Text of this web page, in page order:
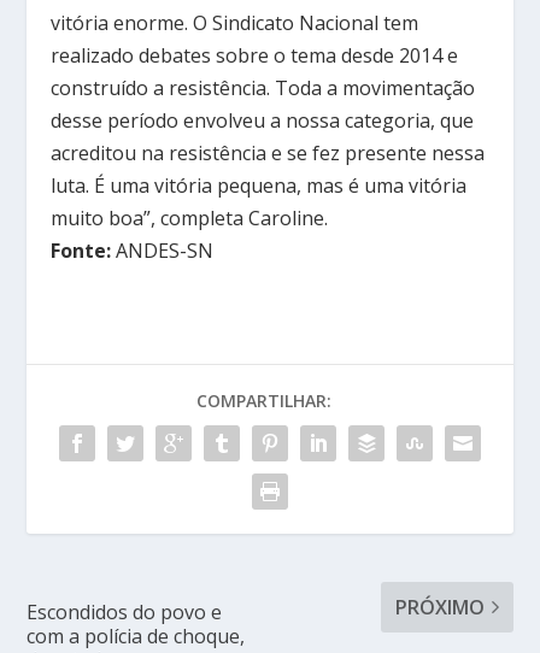
vitória enorme. O Sindicato Nacional tem
realizado debates sobre o tema desde 2014 e
construído a resistência. Toda a movimentação
desse período envolveu a nossa categoria, que
acreditou na resistência e se fez presente nessa
luta. É uma vitória pequena, mas é uma vitória
muito boa”, completa Caroline.
Fonte:ANDES-SN
COMPARTILHAR:
Escondidos do povo e
com a polícia de choque,
PRÓXIMO